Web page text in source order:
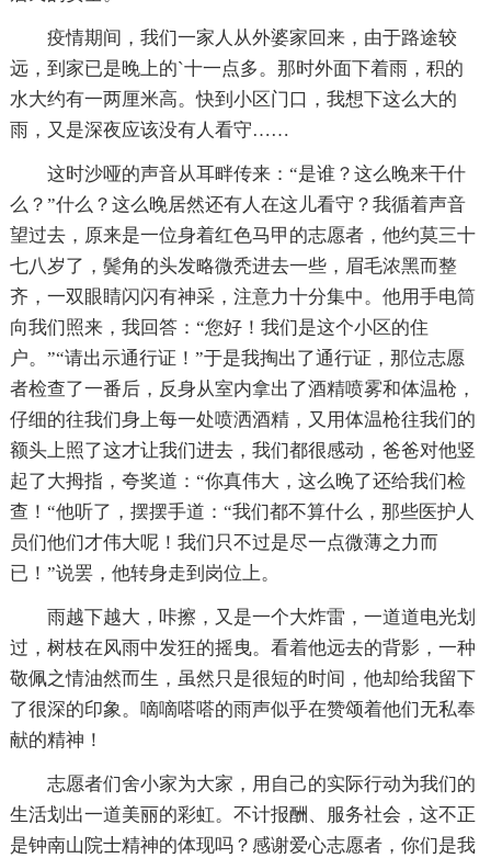
疫情期间，我们一家人从外婆家回来，由于路途较
远，到家已是晚上的`十一点多。那时外面下着雨，积的
水大约有一两厘米高。快到小区门口，我想下这么大的
雨，又是深夜应该没有人看守……
这时沙哑的声音从耳畔传来：“是谁？这么晚来干什
么？”什么？这么晚居然还有人在这儿看守？我循着声音
望过去，原来是一位身着红色马甲的志愿者，他约莫三十
七八岁了，鬓角的头发略微秃进去一些，眉毛浓黑而整
齐，一双眼睛闪闪有神采，注意力十分集中。他用手电筒
向我们照来，我回答：“您好！我们是这个小区的住
户。”“请出示通行证！”于是我掏出了通行证，那位志愿
者检查了一番后，反身从室内拿出了酒精喷雾和体温枪，
仔细的往我们身上每一处喷洒酒精，又用体温枪往我们的
额头上照了这才让我们进去，我们都很感动，爸爸对他竖
起了大拇指，夸奖道：“你真伟大，这么晚了还给我们检
查！“他听了，摆摆手道：“我们都不算什么，那些医护人
员们他们才伟大呢！我们只不过是尽一点微薄之力而
已！”说罢，他转身走到岗位上。
雨越下越大，咔擦，又是一个大炸雷，一道道电光划
过，树枝在风雨中发狂的摇曳。看着他远去的背影，一种
敬佩之情油然而生，虽然只是很短的时间，他却给我留下
了很深的印象。嘀嘀嗒嗒的雨声似乎在赞颂着他们无私奉
献的精神！
志愿者们舍小家为大家，用自己的实际行动为我们的
生活划出一道美丽的彩虹。不计报酬、服务社会，这不正
是钟南山院士精神的体现吗？感谢爱心志愿者，你们是我